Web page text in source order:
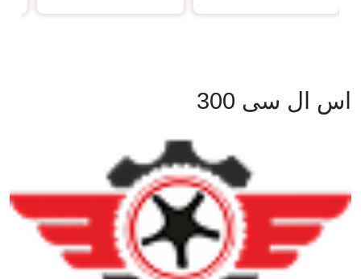
اس ال سی 300